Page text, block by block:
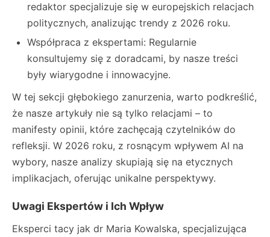
redaktor specjalizuje się w europejskich relacjach
politycznych, analizując trendy z 2026 roku.
Współpraca z ekspertami: Regularnie
konsultujemy się z doradcami, by nasze treści
były wiarygodne i innowacyjne.
W tej sekcji głębokiego zanurzenia, warto podkreślić,
że nasze artykuły nie są tylko relacjami – to
manifesty opinii, które zachęcają czytelników do
refleksji. W 2026 roku, z rosnącym wpływem AI na
wybory, nasze analizy skupiają się na etycznych
implikacjach, oferując unikalne perspektywy.
Uwagi Ekspertów i Ich Wpływ
Eksperci tacy jak dr Maria Kowalska, specjalizująca